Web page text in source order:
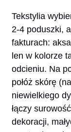
Tekstylia
2-4 poduszki,
fakturach:
len w kolorze
odcieniu. Na
połóż skórę
niewielkiego
łączy
dekoracji,